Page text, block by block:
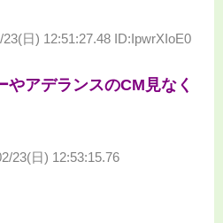
23(日) 12:51:27.48 ID:IpwrXIoE0
やアデランスのCM見なく
23(日) 12:53:15.76